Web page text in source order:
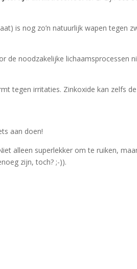
is nog zo’n natuurlijk wapen tegen
de noodzakelijke
tegen irritaties. Zinkoxide kan zelfs
aan doen!
alleen superlekker om te ruiken,
zijn, toch? ;-)).